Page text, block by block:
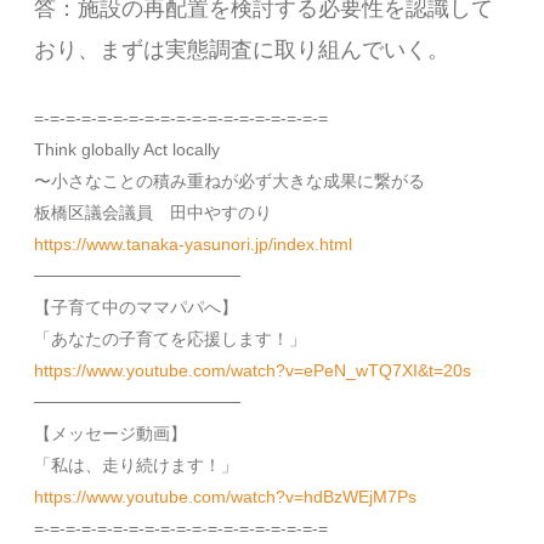
答：施設の再配置を検討する必要性を認識して
おり、まずは実態調査に取り組んでいく。
=-=-=-=-=-=-=-=-=-=-=-=-=-=-=-=-=-=-=
Think globally Act locally
〜小さなことの積み重ねが必ず大きな成果に繋がる
板橋区議会議員 田中やすのり
https://www.tanaka-yasunori.jp/index.html
─────────────────
【子育て中のママパパへ】
「あなたの子育てを応援します！」
https://www.youtube.com/watch?v=ePeN_wTQ7XI&t=20s
─────────────────
【メッセージ動画】
「私は、走り続けます！」
https://www.youtube.com/watch?v=hdBzWEjM7Ps
=-=-=-=-=-=-=-=-=-=-=-=-=-=-=-=-=-=-=